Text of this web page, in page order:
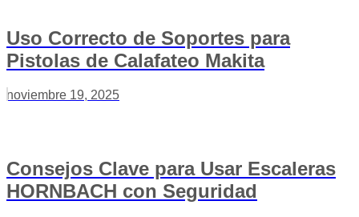
Uso Correcto de Soportes para
Pistolas de Calafateo Makita
noviembre 19, 2025
Consejos Clave para Usar Escaleras
HORNBACH con Seguridad